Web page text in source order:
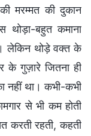
मरम्मत की दुकान
थोड़ा-बहुत कमाना
लेकिन थोड़े वक्त के
के गुज़ारे जितना ही
नहीं था। कभी-कभी
से भी कम होती
करती रहती, कहती